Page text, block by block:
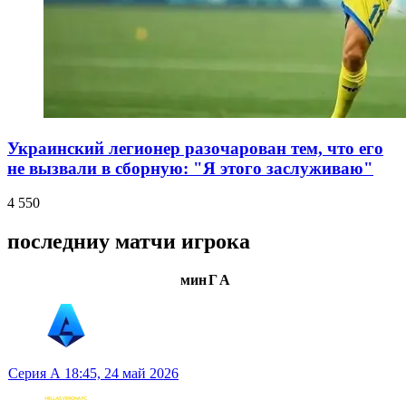
Украинский легионер разочарован тем, что его
не вызвали в сборную: "Я этого заслуживаю"
4 550
последниу матчи игрока
минГА
Серия А 18:45, 24 май 2026